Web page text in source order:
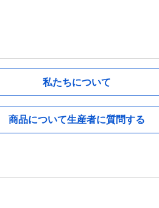
私たちについて
商品について生産者に質問する